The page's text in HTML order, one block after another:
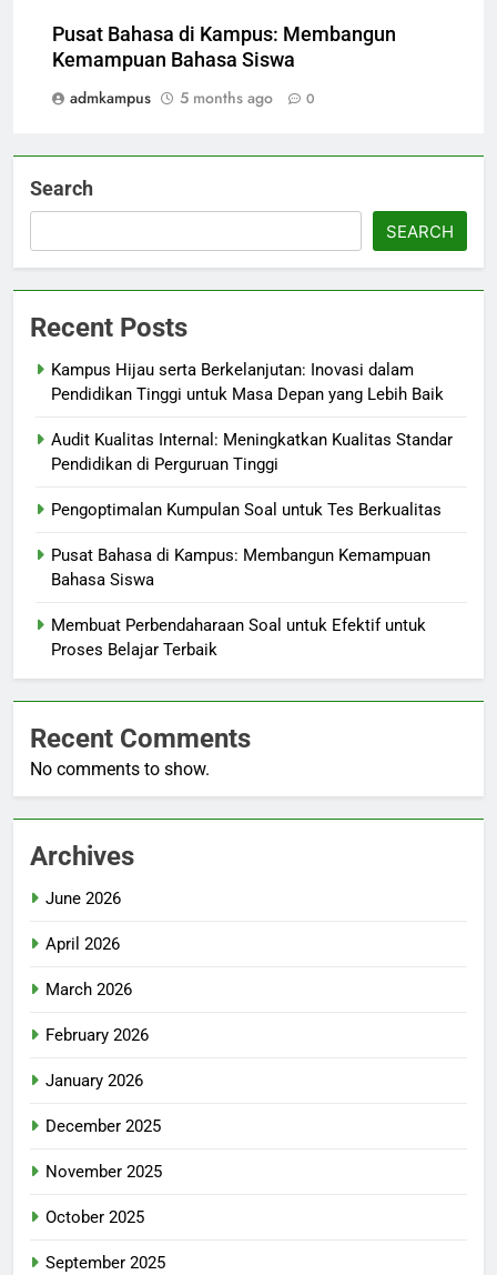
Pusat Bahasa di Kampus: Membangun
Kemampuan Bahasa Siswa
admkampus
5 months ago 0
Search
SEARCH
Recent Posts
Kampus Hijau serta Berkelanjutan: Inovasi dalam
Pendidikan Tinggi untuk Masa Depan yang Lebih Baik
Audit Kualitas Internal: Meningkatkan Kualitas Standar
Pendidikan di Perguruan Tinggi
Pengoptimalan Kumpulan Soal untuk Tes Berkualitas
Pusat Bahasa di Kampus: Membangun Kemampuan
Bahasa Siswa
Membuat Perbendaharaan Soal untuk Efektif untuk
Proses Belajar Terbaik
Recent Comments
No comments to show.
Archives
June 2026
April 2026
March 2026
February 2026
January 2026
December 2025
November 2025
October 2025
September 2025